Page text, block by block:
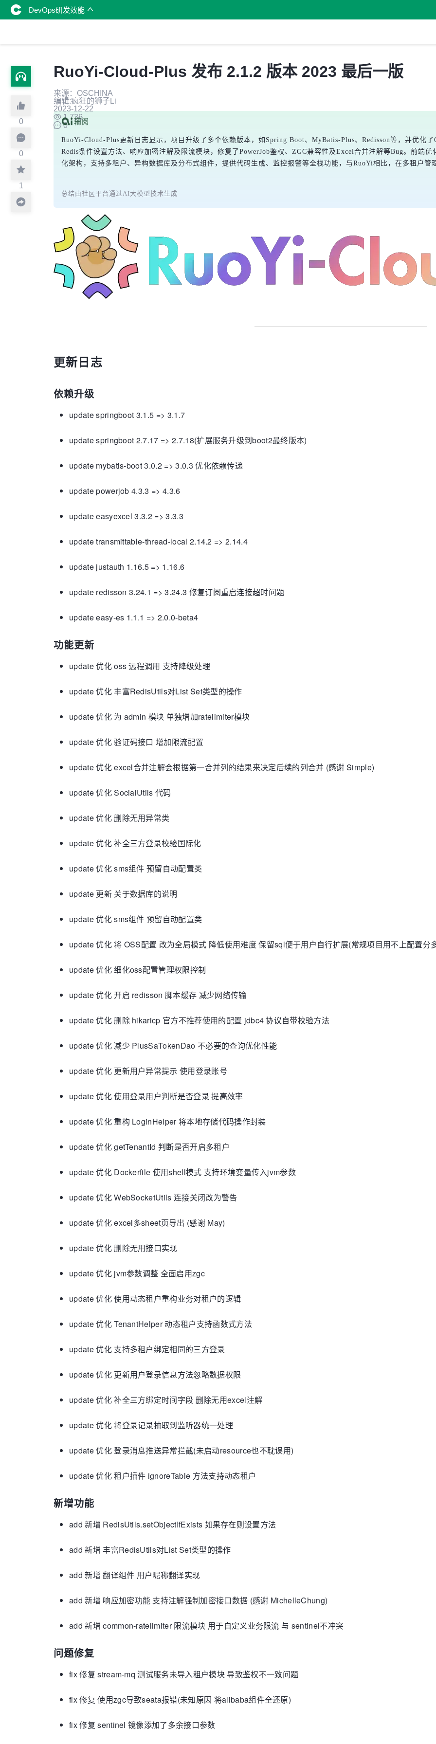
DevOps研发效能
0
0
1
RuoYi-Cloud-Plus 发布 2.1.2 版本 2023 最后一版
来源：OSCHINA
编辑:疯狂的狮子Li
2023-12-22
1,736
0
RuoYi-Cloud-Plus更新日志显示，项目升级了多个依赖版本，如Spring Boot、MyBatis-Plus、Redisson等，并优化
Redis条件设置方法、响应加密注解及限流模块，修复了PowerJob鉴权、ZGC兼容性及Excel合并注解等Bug。前端
化架构，支持多租户、异构数据库及分布式组件，提供代码生成、监控报警等全栈功能，与RuoYi相比，在多租户管
总结由社区平台通过AI大模型技术生成
更新日志
依赖升级
update springboot 3.1.5 => 3.1.7
update springboot 2.7.17 => 2.7.18(扩展服务升级到boot2最终版本)
update mybatis-boot 3.0.2 => 3.0.3 优化依赖传递
update powerjob 4.3.3 => 4.3.6
update easyexcel 3.3.2 => 3.3.3
update transmittable-thread-local 2.14.2 => 2.14.4
update justauth 1.16.5 => 1.16.6
update redisson 3.24.1 => 3.24.3 修复订阅重启连接超时问题
update easy-es 1.1.1 => 2.0.0-beta4
功能更新
update 优化 oss 远程调用 支持降级处理
update 优化 丰富RedisUtils对List Set类型的操作
update 优化 为 admin 模块 单独增加ratelimiter模块
update 优化 验证码接口 增加限流配置
update 优化 excel合并注解会根据第一合并列的结果来决定后续的列合并 (感谢 Simple)
update 优化 SocialUtils 代码
update 优化 删除无用异常类
update 优化 补全三方登录校验国际化
update 优化 sms组件 预留自动配置类
update 更新 关于数据库的说明
update 优化 sms组件 预留自动配置类
update 优化 将 OSS配置 改为全局模式 降低使用难度 保留sql便于用户自行扩展(常规项目用不上配置分
update 优化 细化oss配置管理权限控制
update 优化 开启 redisson 脚本缓存 减少网络传输
update 优化 删除 hikaricp 官方不推荐使用的配置 jdbc4 协议自带校验方法
update 优化 减少 PlusSaTokenDao 不必要的查询优化性能
update 优化 更新用户异常提示 使用登录账号
update 优化 使用登录用户判断是否登录 提高效率
update 优化 重构 LoginHelper 将本地存储代码操作封装
update 优化 getTenantId 判断是否开启多租户
update 优化 Dockerfile 使用shell模式 支持环境变量传入jvm参数
update 优化 WebSocketUtils 连接关闭改为警告
update 优化 excel多sheet页导出 (感谢 May)
update 优化 删除无用接口实现
update 优化 jvm参数调整 全面启用zgc
update 优化 使用动态租户重构业务对租户的逻辑
update 优化 TenantHelper 动态租户支持函数式方法
update 优化 支持多租户绑定相同的三方登录
update 优化 更新用户登录信息方法忽略数据权限
update 优化 补全三方绑定时间字段 删除无用excel注解
update 优化 将登录记录抽取到监听器统一处理
update 优化 登录消息推送异常拦截(未启动resource也不耽误用)
update 优化 租户插件 ignoreTable 方法支持动态租户
新增功能
add 新增 RedisUtils.setObjectIfExists 如果存在则设置方法
add 新增 丰富RedisUtils对List Set类型的操作
add 新增 翻译组件 用户昵称翻译实现
add 新增 响应加密功能 支持注解强制加密接口数据 (感谢 MichelleChung)
add 新增 common-ratelimiter 限流模块 用于自定义业务限流 与 sentinel不冲突
问题修复
fix 修复 stream-mq 测试服务未导入租户模块 导致鉴权不一致问题
fix 修复 使用zgc导致seata报错(未知原因 将alibaba组件全还原)
fix 修复 sentinel 镜像添加了多余接口参数